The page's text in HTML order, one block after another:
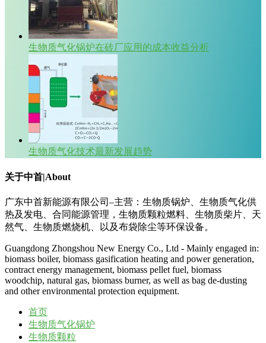
生物质气化锅炉在砖厂应用的成本收益分析
生物质气化技术最新发展趋势
关于中首|About
广东中首新能源有限公司–主营：生物质锅炉、生物质气化供
热及发电、合同能源管理，生物质颗粒燃料、生物质柴片、天
然气、生物质燃烧机、以及布袋除尘等环保设备。
Guangdong Zhongshou New Energy Co., Ltd - Mainly engaged in:
biomass boiler, biomass gasification heating and power generation,
contract energy management, biomass pellet fuel, biomass
woodchip, natural gas, biomass burner, as well as bag de-dusting
and other environmental protection equipment.
首页
生物质气化锅炉
生物质颗粒